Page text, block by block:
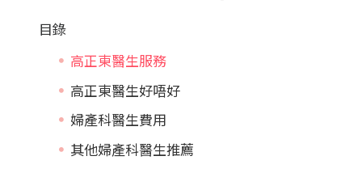
目錄
高正東醫生服務
高正東醫生好唔好
婦產科醫生費用
其他婦產科醫生推薦